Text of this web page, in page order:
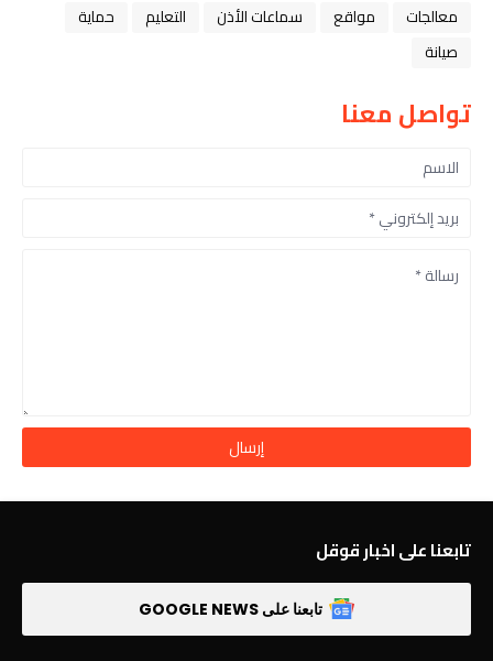
معالجات
مواقع سماعات الأذن التعليم
حماية
صيانة
تواصل معنا
تابعنا على اخبار قوقل
تابعنا على GOOGLE NEWS